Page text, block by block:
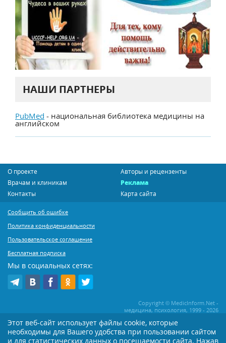
НАШИ ПАРТНЕРЫ
PubMed - национальная библиотека медицины на
английском
О проекте
Авторы и рецензенты
Врачам и клиникам
Реклама
Контакты
Карта сайта
Сообщить об ошибке
Политика конфиденциальности
Пользовательское соглашение
Бесплатная подписка
Мы в социальных сетях:
Copyright © MedicInform.Net -
медицина, психология, 1999 - 2026
Копирование или иное распространение статей нашего сайта строго
воспрещается. Копирование раздела "Новости" допускается при наличии
Этот веб-сайт использует файлы cookie, которые
необходимы для Вашего удобства при пользовании сайтом
и для статистических данных о посещаемости сайта. Нажав